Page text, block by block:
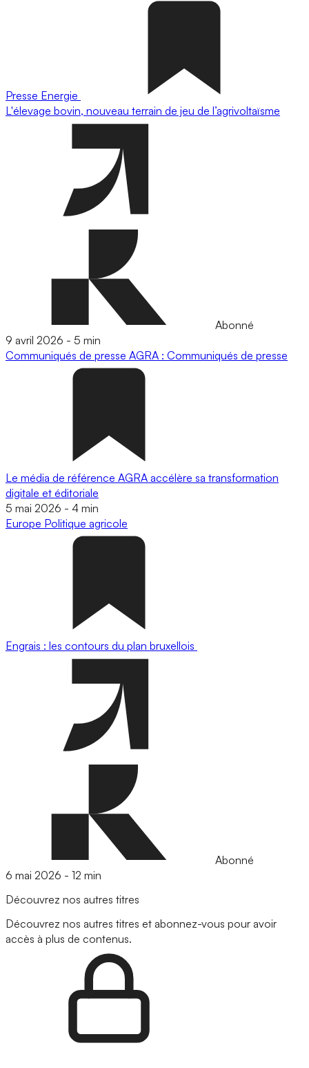
Presse Energie
L'élevage bovin, nouveau terrain de jeu de l’agrivoltaïsme
Abonné
9 avril 2026 - 5 min
Communiqués de presse AGRA : Communiqués de presse
Le média de référence AGRA accélère sa transformation
digitale et éditoriale
5 mai 2026 - 4 min
Europe Politique agricole
Engrais : les contours du plan bruxellois
Abonné
6 mai 2026 - 12 min
Découvrez nos autres titres
Découvrez nos autres titres et abonnez-vous pour avoir
accès à plus de contenus.